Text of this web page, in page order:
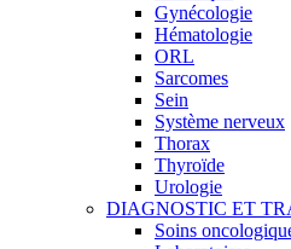
Gynécologie
Hématologie
ORL
Sarcomes
Sein
Système nerveux
Thorax
Thyroïde
Urologie
DIAGNOSTIC ET
Soins